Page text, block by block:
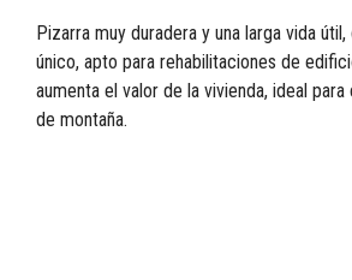
Pizarra muy duradera y una larga vida
único, apto para rehabilitaciones de
aumenta el valor de la vivienda, ideal
de montaña.